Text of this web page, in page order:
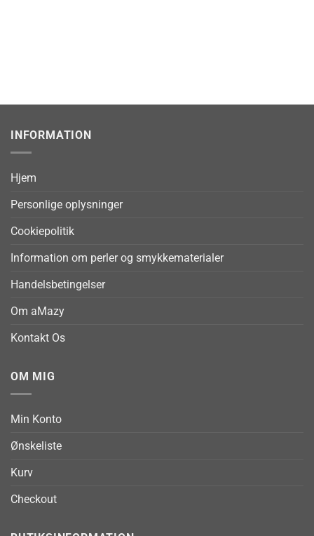
INFORMATION
Hjem
Personlige oplysninger
Cookiepolitik
Information om perler og smykkematerialer
Handelsbetingelser
Om aMazy
Kontakt Os
OM MIG
Min Konto
Ønskeliste
Kurv
Checkout